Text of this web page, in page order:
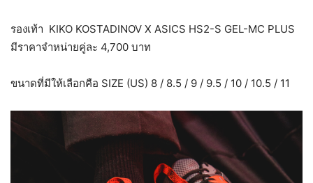
รองเท้า KIKO KOSTADINOV X ASICS HS2-S GEL-MC PLUS
มีราคาจำหน่ายคู่ละ 4,700 บาท
ขนาดที่มีให้เลือกคือ SIZE (US) 8 / 8.5 / 9 / 9.5 / 10 / 10.5 / 11